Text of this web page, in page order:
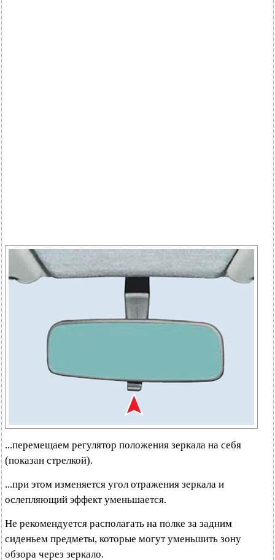
...перемещаем регулятор положения зеркала на себя
(показан стрелкой).
...при этом изменяется угол отражения зеркала и
ослепляющий эффект уменьшается.
Не рекомендуется располагать на полке за задним
сиденьем предметы, которые могут уменьшить зону
обзора через зеркало.